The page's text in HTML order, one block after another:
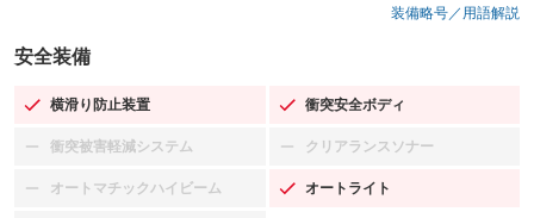
装備略号／用語解説
安全装備
横滑り防止装置
：装備あり 衝突安全ボディ
：装備あり
衝突被害軽減システム
：装備なし クリアランスソナー
：装備なし
オートマチックハイビーム
：装備なし オートライト
：装備あり